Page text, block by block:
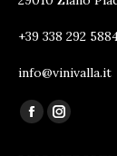
+39 338 292
info@vinivalla.it
Ci puoi trovare
FacebookInstagram